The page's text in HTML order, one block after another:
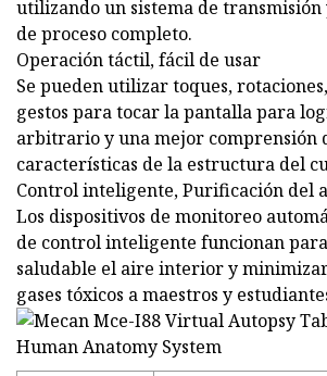
utilizando un sistema de
de proceso completo.
Operación táctil, fácil de usar
Se pueden utilizar toques,
gestos para tocar la pantalla para
arbitrario y una mejor comprensión
características de la estructura del
Control inteligente, Purificación del
Los dispositivos de monitoreo
de control inteligente funcionan
saludable el aire interior y
gases tóxicos a maestros y